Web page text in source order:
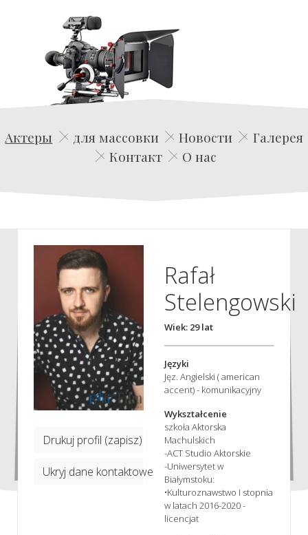
Edwin Film Agencja Aktorska
Актеры для массовки Новости
Галерея
Контакт
О нас
Drukuj profil (zapisz)
Ukryj dane kontaktowe
Rafał
Stelengowski
Wiek: 29 lat
Języki
Jęz. Angielski ( american
accent) - komunikacyjny
Wykształcenie
szkoła Aktorska
Machulskich
-ACT Studio Aktorskie
-Uniwersytet w
Białymstoku:
•Kulturoznawstwo I stopnia
w latach 2016-2020 -
licencjat